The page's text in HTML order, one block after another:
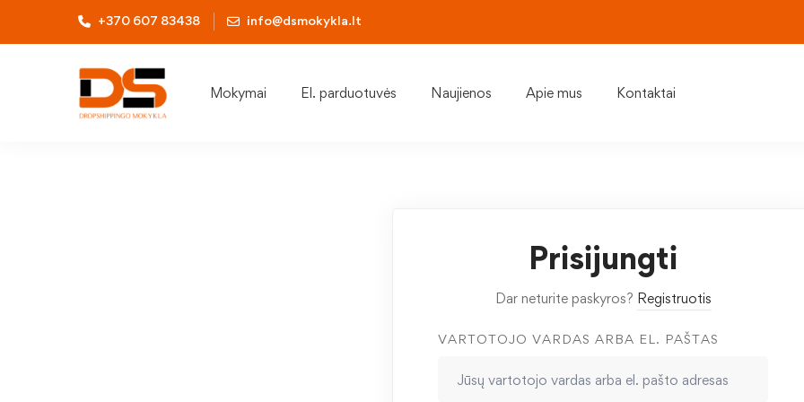
+370 607 83438 info@dsmokykla.lt
Mokymai El. parduotuvės Naujienos Apie mus Kontaktai
Prisijungti
Dar neturite paskyros? Registruotis
VARTOTOJO VARDAS ARBA EL. PAŠTAS